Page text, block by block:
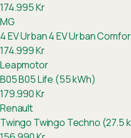
174.995Kr
MG
4 EV Urban4 EV Urban
174.999Kr
Leapmotor
B05B05 Life (55 kWh)
179.990Kr
Renault
Twingo Twingo Techno (27.5